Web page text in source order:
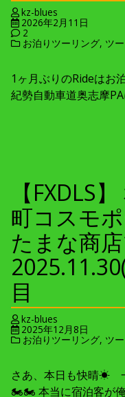
kz-blues
2026年2月11日
2
お泊りツーリング, ツ
1ヶ月ぶりのRideは
紀勢自動車道奥志摩PA
【FXDLS
町コスモ
たまな商店
目
kz-blues
2025年12月8日
お泊りツーリング, ツ
さあ、本日も快晴☀
🏍🏍 本当に宿泊客が俺